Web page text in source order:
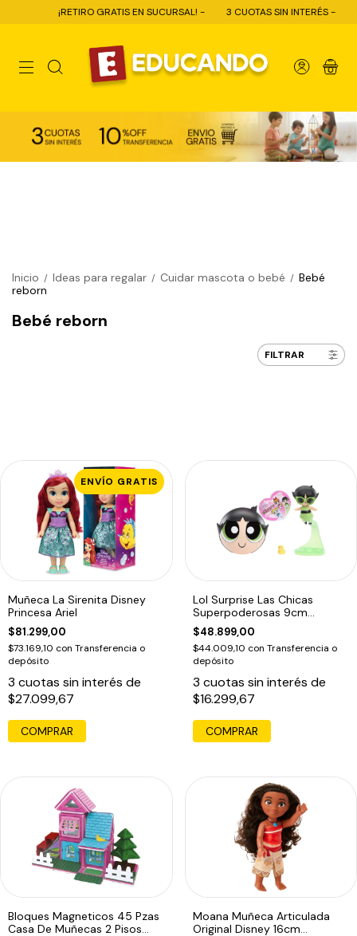
¡RETIRO GRATIS EN SUCURSAL! - 3 CUOTAS SIN INTERÉS -
0
Inicio / Ideas para regalar / Cuidar mascota o bebé / Bebé
reborn
Bebé reborn
FILTRAR
ENVÍO GRATIS
Muñeca La Sirenita Disney
Princesa Ariel
$81.299,00
$73.169,10 con Transferencia o
depósito
3 cuotas sin interés de
$27.099,67
Lol Surprise Las Chicas
Superpoderosas 9cm
Original
$48.899,00
$44.009,10 con Transferencia o
depósito
3 cuotas sin interés de
$16.299,67
COMPRAR
Bloques Magneticos 45 Pzas
Casa De Muñecas 2 Pisos
Moana Muñeca Articulada
Original Disney 16cm